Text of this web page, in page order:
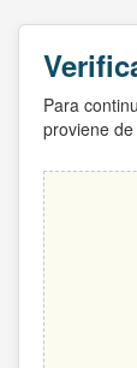
Para
proviene